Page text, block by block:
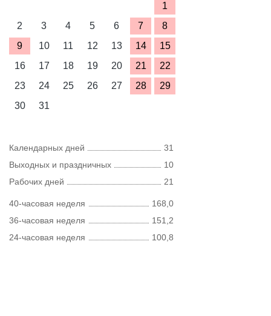
1
2
3 4 5 6 7
8
9
10 11 12 13 14
15
16
17 18 19 20 21
22
23
24 25 26 27 28
29
30
31
Календарных дней
31
Выходных и праздничных
10
Рабочих дней
21
40-часовая неделя
168,0
36-часовая неделя
151,2
24-часовая неделя
100,8